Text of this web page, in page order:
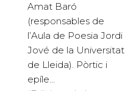
Amat Baró
(responsables de
l’Aula de Poesia Jordi
Jové de la Universitat
de Lleida). Pòrtic i
epíle...